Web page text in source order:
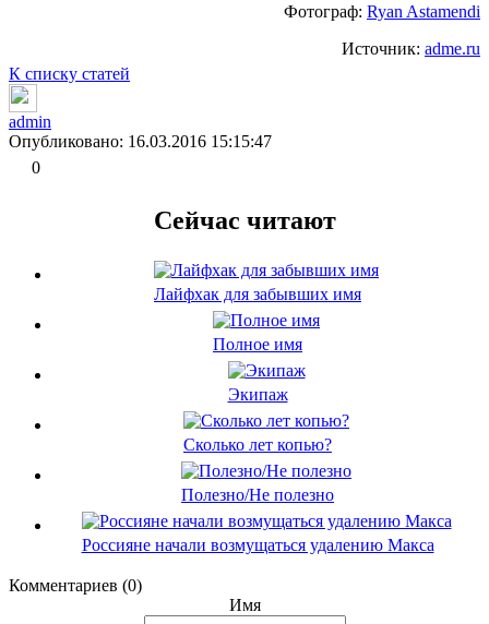
Фотограф: Ryan Astamendi
Источник: adme.ru
К списку статей
admin
Опубликовано: 16.03.2016 15:15:47
0
Сейчас читают
Лайфхак для забывших имя
Полное имя
Экипаж
Сколько лет копью?
Полезно/Не полезно
Россияне начали возмущаться удалению Макса
Комментариев (0)
Имя